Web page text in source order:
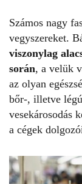
Számos nagy
vegyszereket.
viszonylag
során, a velük
az olyan
bőr-, illetve
vesekárosodás
a cégek